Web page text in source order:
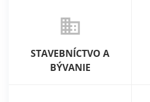
business
STAVEBNÍCTVO A
BÝVANIE